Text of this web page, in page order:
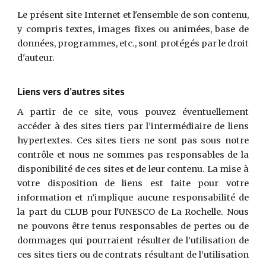
Le présent site Internet et l'ensemble de son contenu,
y compris textes, images fixes ou animées, base de
données, programmes, etc., sont protégés par le droit
d'auteur.
Liens vers d’autres sites
A partir de ce site, vous pouvez éventuellement
accéder à des sites tiers par l’intermédiaire de liens
hypertextes. Ces sites tiers ne sont pas sous notre
contrôle et nous ne sommes pas responsables de la
disponibilité de ces sites et de leur contenu. La mise à
votre disposition de liens est faite pour votre
information et n’implique aucune responsabilité de
la part du CLUB pour l'UNESCO de La Rochelle. Nous
ne pouvons être tenus responsables de pertes ou de
dommages qui pourraient résulter de l’utilisation de
ces sites tiers ou de contrats résultant de l’utilisation